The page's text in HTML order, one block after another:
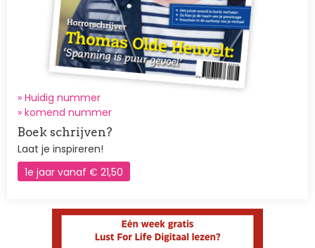
» Huidig nummer
» komend nummer
Boek schrijven?
Laat je inspireren!
1e jaar vanaf € 21,50